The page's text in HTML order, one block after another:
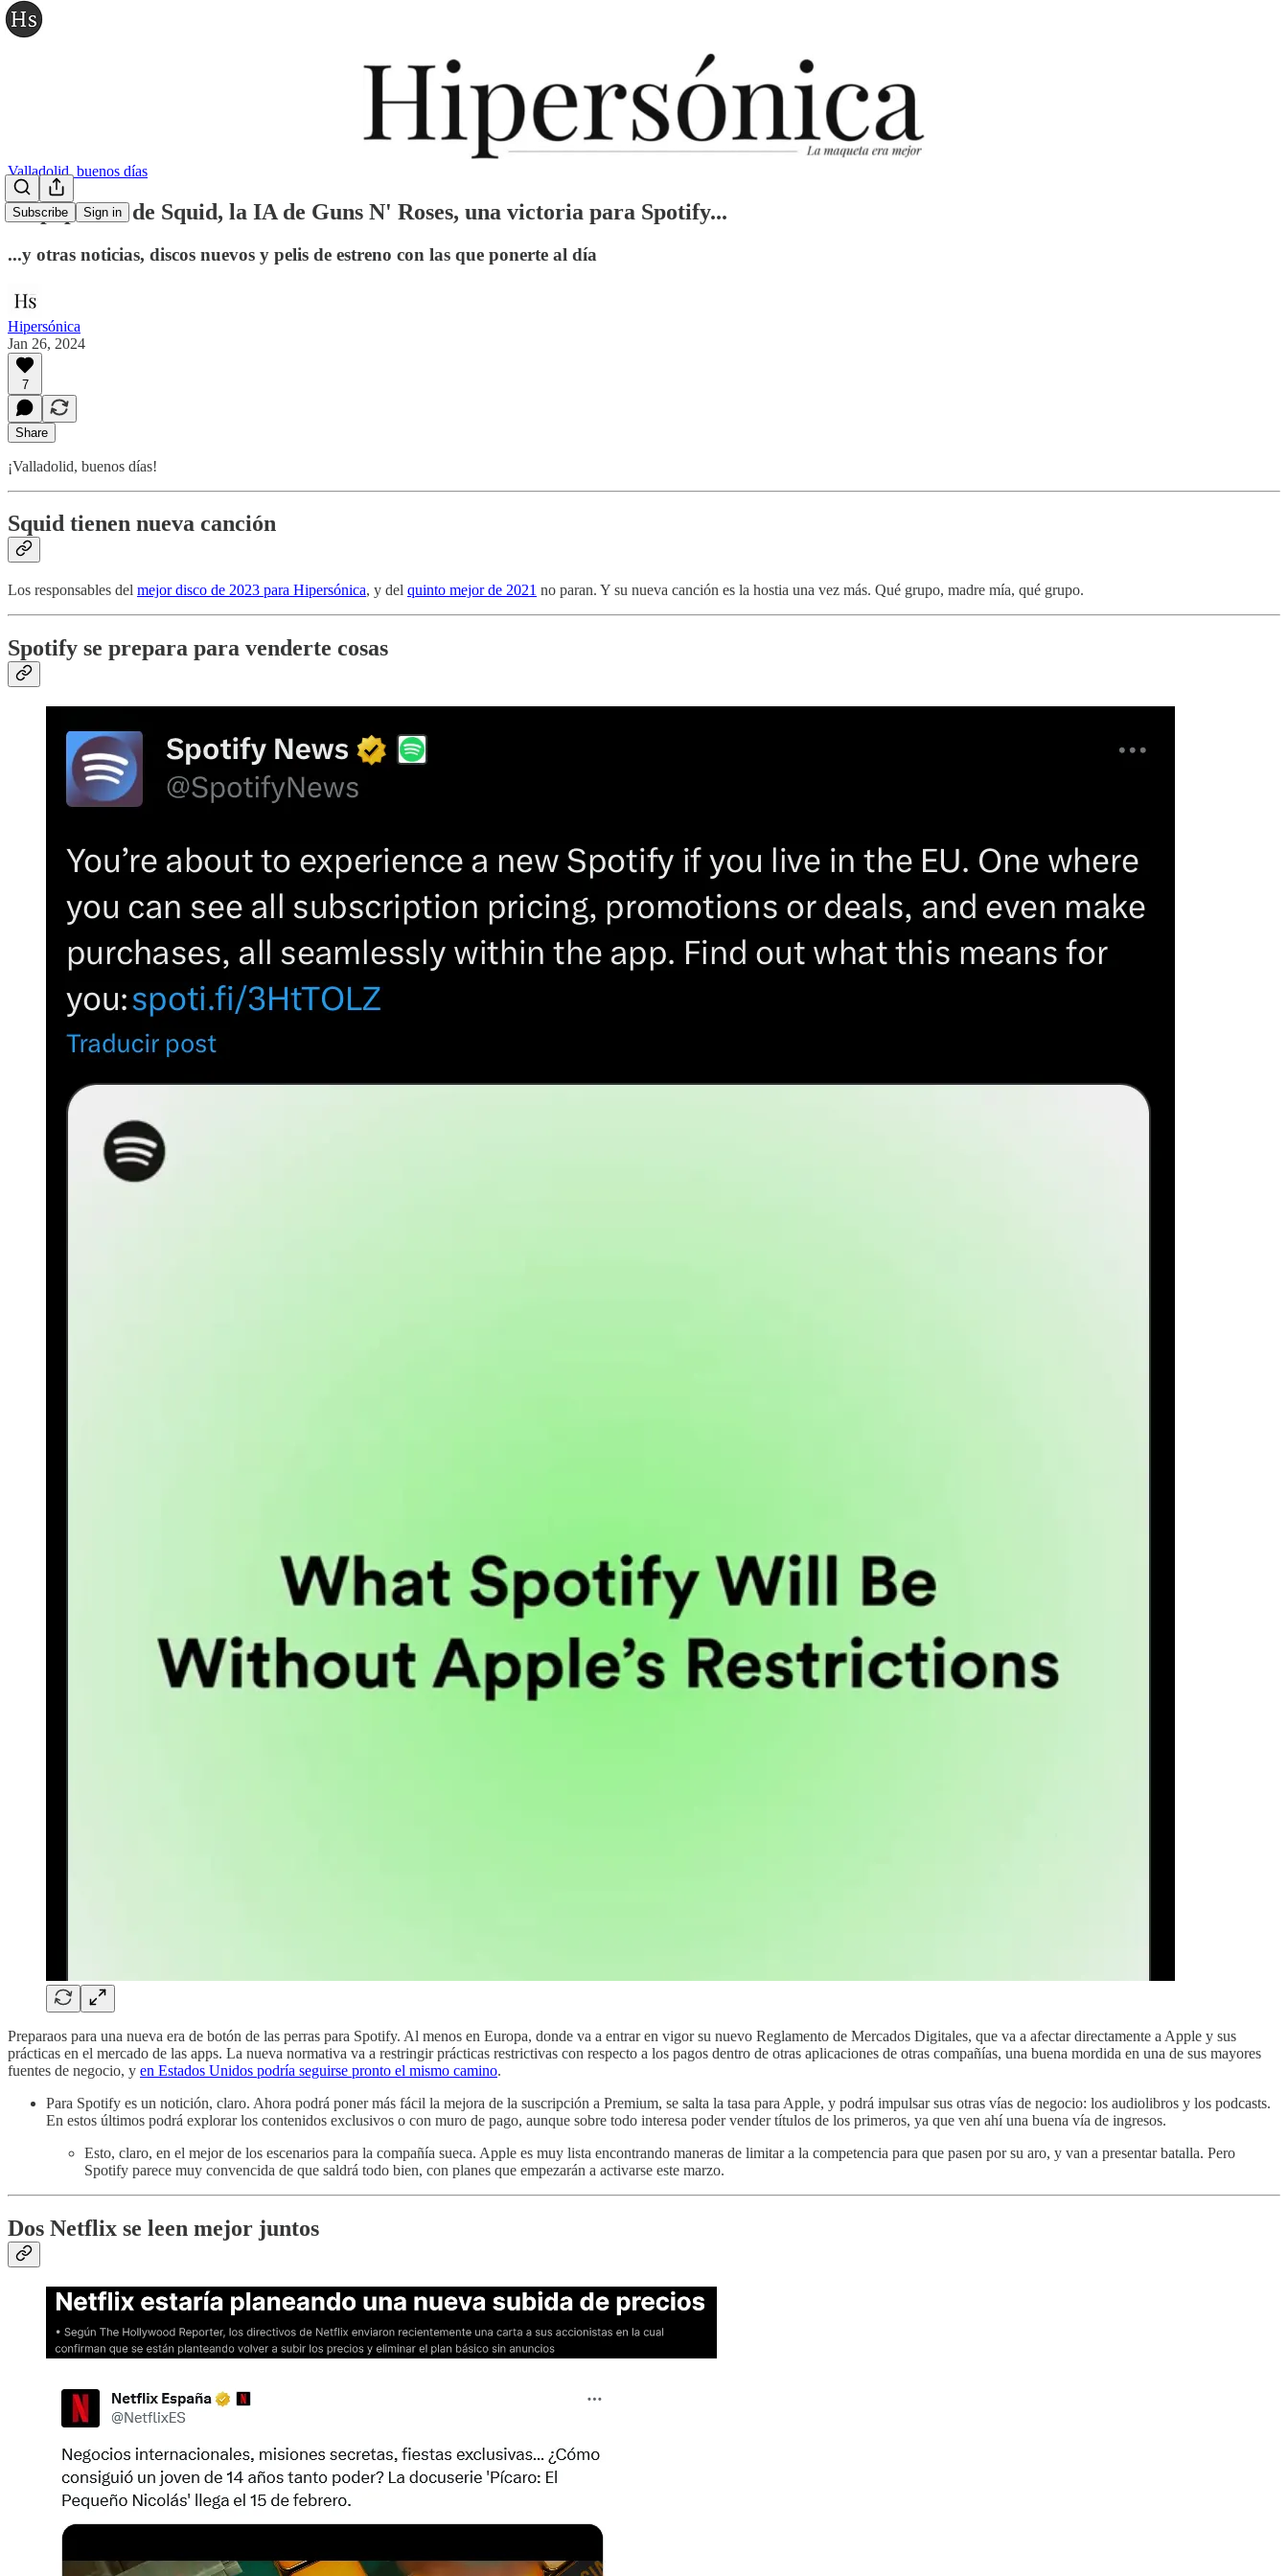
Subscribe Sign in
Valladolid, buenos días
La papelera de Squid, la IA de Guns N' Roses, una victoria para Spotify...
...y otras noticias, discos nuevos y pelis de estreno con las que ponerte al día
Hipersónica
Jan 26, 2024
7
Share
¡Valladolid, buenos días!
Squid tienen nueva canción
Los responsables del mejor disco de 2023 para Hipersónica, y del quinto mejor de 2021 no paran. Y su nueva canción es la hostia una vez más. Qué grupo, madre mía, qué grupo.
Spotify se prepara para venderte cosas
Preparaos para una nueva era de botón de las perras para Spotify. Al menos en Europa, donde va a entrar en vigor su nuevo Reglamento de Mercados Digitales, que va a afectar directamente a Apple y sus
prácticas en el mercado de las apps. La nueva normativa va a restringir prácticas restrictivas con respecto a los pagos dentro de otras aplicaciones de otras compañías, una buena mordida en una de sus mayores
fuentes de negocio, y en Estados Unidos podría seguirse pronto el mismo camino.
Para Spotify es un notición, claro. Ahora podrá poner más fácil la mejora de la suscripción a Premium, se salta la tasa para Apple, y podrá impulsar sus otras vías de negocio: los audiolibros y los podcasts.
En estos últimos podrá explorar los contenidos exclusivos o con muro de pago, aunque sobre todo interesa poder vender títulos de los primeros, ya que ven ahí una buena vía de ingresos.
Esto, claro, en el mejor de los escenarios para la compañía sueca. Apple es muy lista encontrando maneras de limitar a la competencia para que pasen por su aro, y van a presentar batalla. Pero
Spotify parece muy convencida de que saldrá todo bien, con planes que empezarán a activarse este marzo.
Dos Netflix se leen mejor juntos